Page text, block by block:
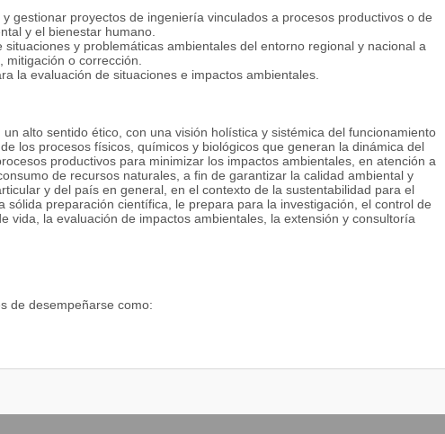
gestionar proyectos de ingeniería vinculados a procesos productivos o de
y el bienestar humano.
y problemáticas ambientales del entorno regional y nacional a
mitigación o corrección.
la evaluación de situaciones e impactos ambientales.
alto sentido ético, con una visión holística y sistémica del funcionamiento
los procesos físicos, químicos y biológicos que generan la dinámica del
productivos para minimizar los impactos ambientales, en atención a
de recursos naturales, a fin de garantizar la calidad ambiental y
y del país en general, en el contexto de la sustentabilidad para el
sólida preparación científica, le prepara para la investigación, el control de
vida, la evaluación de impactos ambientales, la extensión y consultoría
de desempeñarse como:
docencia y extensión ambiental en las instituciones de Educación